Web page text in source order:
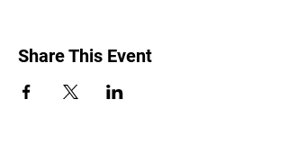
Share This Event